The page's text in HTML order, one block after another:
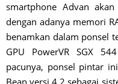
smartphone Advan
dengan adanya memori
benamkan dalam ponsel
GPU PowerVR SGX
pacunya, ponsel pintar